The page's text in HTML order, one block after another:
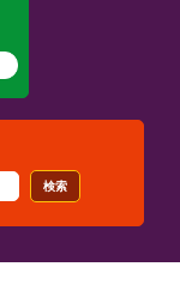
検索